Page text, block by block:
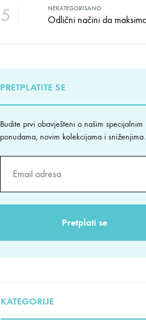
5 NEKATEGORISANO
PRETPLATITE SE
Budite prvi obavješteni o našim specijalnim
ponudama, novim kolekcijama i sniženjima.
KATEGORIJE